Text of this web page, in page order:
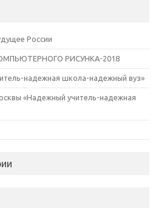
России
РИСУНКА-2018
надежная школа-надежный вуз»
«Надежный учитель-надежная